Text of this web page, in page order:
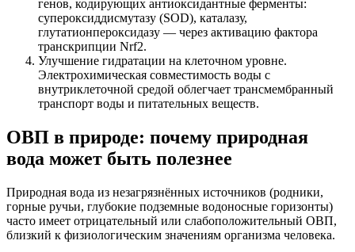
генов, кодирующих антиоксидантные ферменты:
супероксиддисмутазу (SOD), каталазу,
глутатионпероксидазу — через активацию фактора
транскрипции Nrf2.
Улучшение гидратации на клеточном уровне.
Электрохимическая совместимость воды с
внутриклеточной средой облегчает трансмембранный
транспорт воды и питательных веществ.
ОВП в природе: почему природная
вода может быть полезнее
Природная вода из незагрязнённых источников (родники,
горные ручьи, глубокие подземные водоносные горизонты)
часто имеет отрицательный или слабоположительный ОВП,
близкий к физиологическим значениям организма человека.